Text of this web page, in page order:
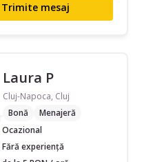
Trimite mesaj
Laura P
Cluj-Napoca, Cluj
Bonă
Menajeră
Ocazional
Fără experiență